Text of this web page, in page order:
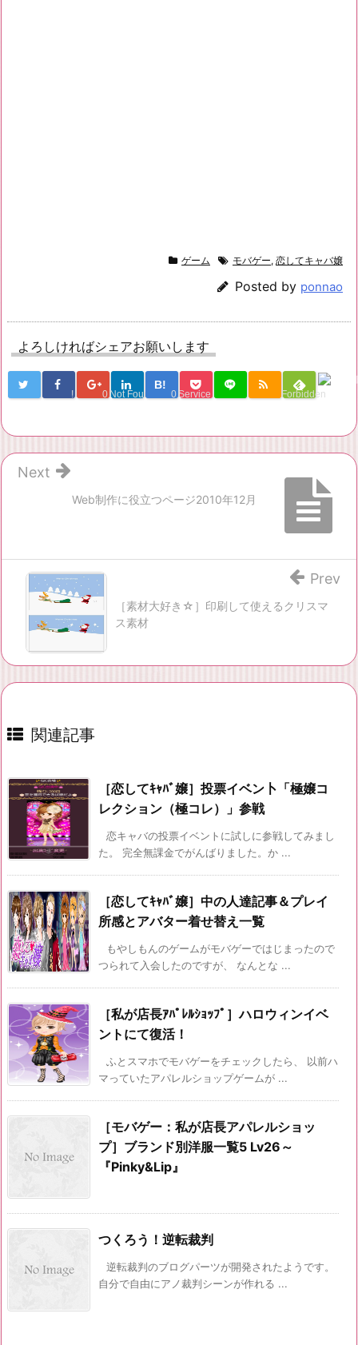
ゲーム モバゲー, 恋してキャバ嬢
Posted by ponnao
よろしければシェアお願いします
! 0 Not Found
B!
0 Service Una Forbidden
Web制作に役立つページ2010年12月
Next
［素材大好き☆］印刷して使えるクリスマ
ス素材
Prev
関連記事
［恋してｷｬﾊﾞ嬢］投票イベン卜「極嬢コ
レクション（極コレ）」参戦
恋キャバの投票イベントに試しに参戦してみまし
た。 完全無課金でがんばりました。か ...
［恋してｷｬﾊﾞ嬢］中の人達記事＆プレイ
所感とアバター着せ替え一覧
もやしもんのゲームがモバゲーではじまったので
つられて入会したのですが、 なんとな ...
［私が店長ｱﾊﾟﾚﾙｼｮｯﾌﾟ］ハロウィンイベ
ントにて復活！
ふとスマホでモバゲーをチェックしたら、 以前ハ
マっていたアパレルショップゲームが ...
［モバゲー：私が店長アパレルショッ
プ］ブランド別洋服一覧5 Lv26～
『Pinky&Lip』
つくろう！逆転裁判
逆転裁判のブログパーツが開発されたようです。
自分で自由にアノ裁判シーンが作れる ...